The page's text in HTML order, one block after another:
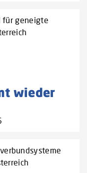
für geneigte
wieder